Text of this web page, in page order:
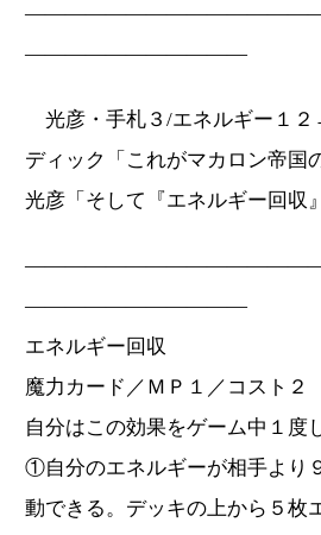
―――――――――――
光彦・手札３/エネルギー１２
ディック「これがマカロン帝国
光彦「そして『エネルギー回収
―――――――――――
エネルギー回収
魔力カード／ＭＰ１／コスト２
自分はこの効果をゲーム中１度
①自分のエネルギーが相手より
動できる。デッキの上から５枚